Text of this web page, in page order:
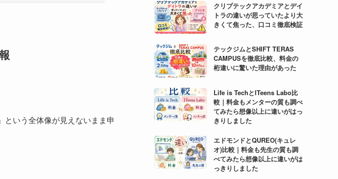
いう全体像が見えないまま申
クリプテックアカデミアとデイ
トラの違いが思っていたより大
きくて焦った、口コミ徹底検証
テックジムとSHIFT TERAS
CAMPUSを徹底比較、料金の
桁違いに驚いた理由があった
Life is TechとITeens Labo比
較｜料金もメンターの質も調べ
てみたら想像以上に違いがはっ
きりしました
エドモンドとQUREO(キュレ
オ)比較｜料金も先生の質も調
べてみたら想像以上に違いがは
っきりしました